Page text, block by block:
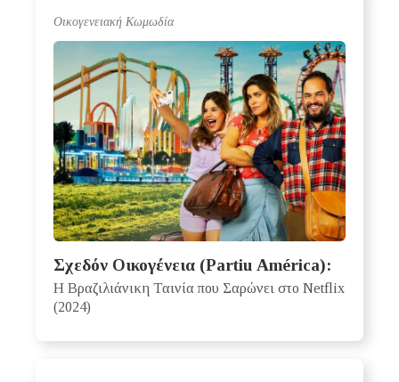
Oικογενειακή Kωμωδία
Σχεδόν Οικογένεια (Partiu América):
Η Βραζιλιάνικη Ταινία που Σαρώνει στο Netflix
(2024)